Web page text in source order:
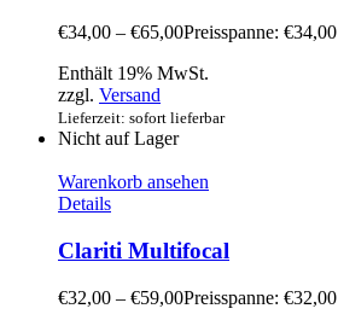
€34,00 – €65,00Preisspanne:
Enthält 19% MwSt.
zzgl. Versand
Lieferzeit: sofort lieferbar
Nicht auf Lager
Warenkorb ansehen
Details
Clariti Multifocal
€32,00 – €59,00Preisspanne: